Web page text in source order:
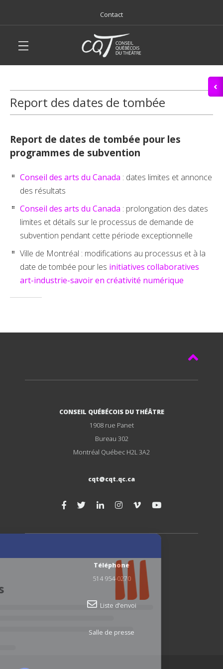
Contact
Report des dates de tombée
Report de dates de tombée pour les
programmes de subvention
Conseil des arts du Canada : dates limites et annonce
des résultats
Conseil des arts du Canada : prolongation des dates
limites et détails sur le processus de demande de
subvention pendant cette période exceptionnelle
Ville de Montréal : modifications au processus et à la
date de tombée pour les initiatives collaboratives
art-industrie-savoir en créativité numérique
CONSEIL QUÉBÉCOIS DU THÉÂTRE
1908 rue Panet
Bureau 302
Montréal Québec H2L 3A2
cqt@cqt.qc.ca
Téléphone
514 954-0270
Liste d’envoi
Salle de presse